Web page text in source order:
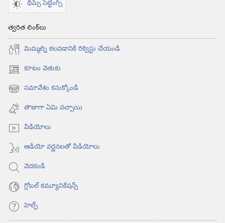
థీమ్స్ సెట్టింగ్స్
త్వరిత లింక్‌లు
మిమ్మల్ని కలవడానికి రిక్వెస్టు చేయండి
కూటం వెతుకు
(కొత్త
విండో
ఓపెన్‌
అవుతుంది)
సమావేశం కనుక్కోండి
(కొత్త
విండో
ఓపెన్‌
అవుతుంది)
తాజాగా ఏమి వచ్చాయి
వీడియోలు
ఆడియో వర్ణనలతో వీడియోలు
వెదకండి
గ్లోబల్‌ కమ్యూనికేషన్స్‌
హెల్ప్‌